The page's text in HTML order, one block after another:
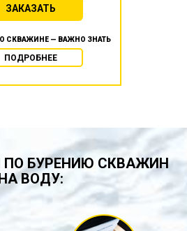
ЗАКАЗАТЬ
СКВАЖИНЕ — ВАЖНО ЗНАТЬ
ПОДРОБНЕЕ
ПО БУРЕНИЮ СКВАЖИН
ВОДУ: